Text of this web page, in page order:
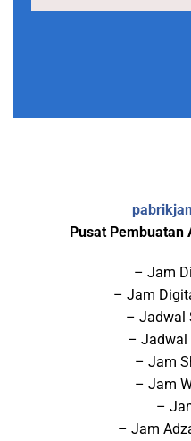
Pusat Pembuatan
– Jam
– Jam
– Jadwal
– Jadwal
– Jam
– Jam
–
– Jam